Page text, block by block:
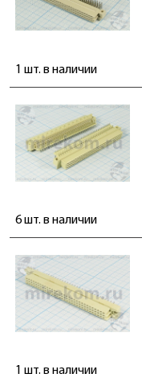
1 шт. в наличии
6 шт. в наличии
1 шт. в наличии